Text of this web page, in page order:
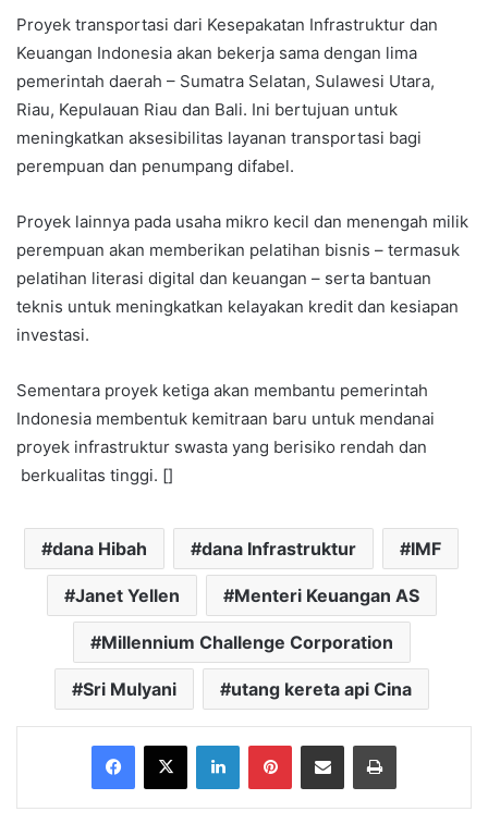
Proyek transportasi dari Kesepakatan Infrastruktur dan
Keuangan Indonesia akan bekerja sama dengan lima
pemerintah daerah – Sumatra Selatan, Sulawesi Utara,
Riau, Kepulauan Riau dan Bali. Ini bertujuan untuk
meningkatkan aksesibilitas layanan transportasi bagi
perempuan dan penumpang difabel.
Proyek lainnya pada usaha mikro kecil dan menengah milik
perempuan akan memberikan pelatihan bisnis – termasuk
pelatihan literasi digital dan keuangan – serta bantuan
teknis untuk meningkatkan kelayakan kredit dan kesiapan
investasi.
Sementara proyek ketiga akan membantu pemerintah
Indonesia membentuk kemitraan baru untuk mendanai
proyek infrastruktur swasta yang berisiko rendah dan
berkualitas tinggi. []
dana Hibah dana Infrastruktur IMF
Janet Yellen Menteri Keuangan AS
Millennium Challenge Corporation
Sri Mulyani utang kereta api Cina
Facebook
X LinkedInPinterestShare via Email Print